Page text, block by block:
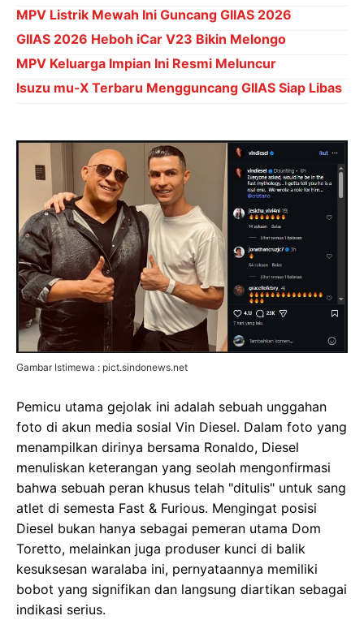
MPV Listrik Mewah Ini Guncang GIIAS 2026
GIIAS 2026 Heboh iCar V23 Bikin Melongo
MPV Keluarga Impian Ini Resmi Meluncur
Isuzu mu-X Terbaru Mengguncang GIIAS Siap Libas
Gambar Istimewa : pict.sindonews.net
Pemicu utama gejolak ini adalah sebuah unggahan
foto di akun media sosial Vin Diesel. Dalam foto yang
menampilkan dirinya bersama Ronaldo, Diesel
menuliskan keterangan yang seolah mengonfirmasi
bahwa sebuah peran khusus telah "ditulis" untuk sang
atlet di semesta Fast & Furious. Mengingat posisi
Diesel bukan hanya sebagai pemeran utama Dom
Toretto, melainkan juga produser kunci di balik
kesuksesan waralaba ini, pernyataannya memiliki
bobot yang signifikan dan langsung diartikan sebagai
indikasi serius.